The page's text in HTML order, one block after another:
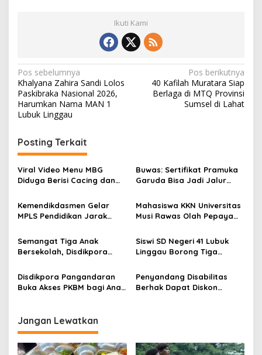
Ikuti Kami
N
a
v
i
g
a
s
i
p
o
s
Pos sebelumnya
Khalyana Zahira Sandi Lolos
Paskibraka Nasional 2026,
Harumkan Nama MAN 1
Lubuk Linggau
Pos berikutnya
40 Kafilah Muratara Siap
Berlaga di MTQ Provinsi
Sumsel di Lahat
Posting Terkait
Viral Video Menu MBG
Diduga Berisi Cacing dan
Lakukan Investigasi
Buwas: Sertifikat Pramuka
Garuda Bisa Jadi Jalur
dan Perguruan Tinggi
Kemendikdasmen Gelar
MPLS Pendidikan Jarak
Kemandirian Belajar
Mahasiswa KKN Universitas
Musi Rawas Olah Pepaya
Jual Tinggi, Dorong UMKM
Desa Air Satan
Semangat Tiga Anak
Bersekolah, Disdikpora
Pendidikan Terpenuhi
Siswi SD Negeri 41 Lubuk
Linggau Borong Tiga
Kejuaraan Akuatik
Indonesia Palembang
Disdikpora Pangandaran
Buka Akses PKBM bagi Anak
Penyandang Disabilitas
Berhak Dapat Diskon
Jangan Lewatkan